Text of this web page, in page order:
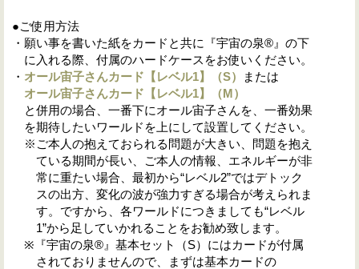
●ご使用方法
・願い事を書いた紙をカードと共に『宇宙の泉®』の下
に入れる際、付属のハードケースをお使いください。
・ オール宙子さんカード【レベル1】（S）
または
オール宙子さんカード【レベル1】（M）
と併用の場合、一番下にオール宙子さんを、一番効果
を期待したいワールドを上にして設置してください。
※ご本人の抱えておられる問題が大きい、問題を抱え
ている期間が長い、ご本人の情報、エネルギーが非
常に重たい場合、最初から“レベル2”ではデトック
スの出方、変化の波が強力すぎる場合が考えられま
す。ですから、各ワールドにつきましても“レベル
1”から足していかれることをお勧め致します。
※『宇宙の泉®』基本セット（S）にはカードが付属
されておりませんので、まずは基本カードの